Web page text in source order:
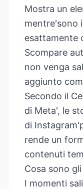
Mostra un
mentre'sono
esattamente
Scompare
non venga
aggiunto
Secondo il
di Meta', le
di
rende un
contenuti
Cosa sono
I momenti